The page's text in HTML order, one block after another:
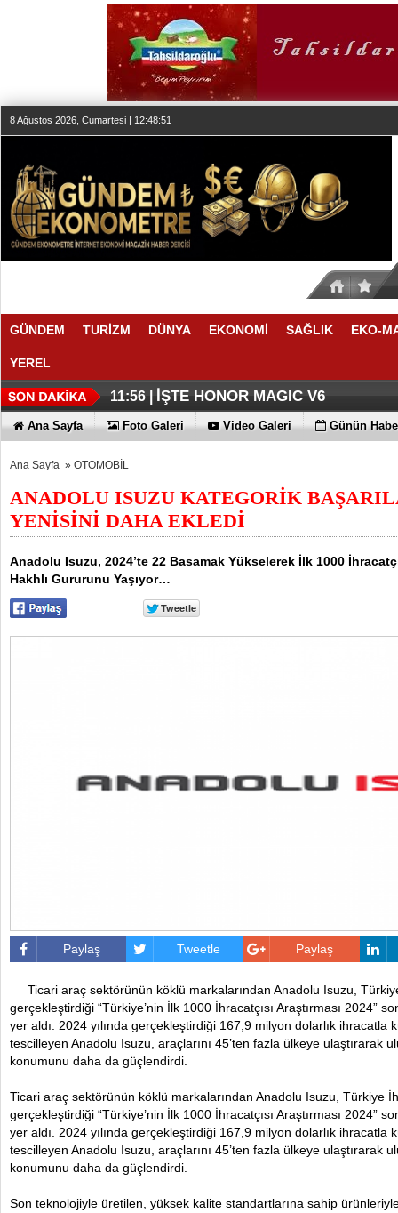
8 Ağustos 2026, Cumartesi | 12:48:51
GÜNDEM TURİZM DÜNYA EKONOMİ SAĞLIK EKO-
YEREL
12:17 |THY REKOR KIRMAYI SEVİYOR
12:02 |ÖZEL FİYATLARLA GELDİLER
11:56 | İŞTE HONOR MAGIC V6
11:53 |TECNO'DA YENİLİKLER VAR
Ana Sayfa Foto Galeri Video Galeri Günün
Ana Sayfa » OTOMOBİL
ANADOLU ISUZU KATEGORİK
YENİSİNİ DAHA EKLEDİ
Anadolu Isuzu, 2024’te 22 Basamak Yükselerek İlk 1000
Hakhlı Gururunu Yaşıyor…
Paylaş Tweetle Paylaş
Ticari araç sektörünün köklü markalarından Anadolu Isuzu,
gerçekleştirdiği “Türkiye’nin İlk 1000 İhracatçısı Araştırması 2024”
yer aldı. 2024 yılında gerçekleştirdiği 167,9 milyon dolarlık ihracatla
tescilleyen Anadolu Isuzu, araçlarını 45’ten fazla ülkeye ulaştırarak
konumunu daha da güçlendirdi.
Ticari araç sektörünün köklü markalarından Anadolu Isuzu, Türkiye
gerçekleştirdiği “Türkiye’nin İlk 1000 İhracatçısı Araştırması 2024”
yer aldı. 2024 yılında gerçekleştirdiği 167,9 milyon dolarlık ihracatla
tescilleyen Anadolu Isuzu, araçlarını 45’ten fazla ülkeye ulaştırarak
konumunu daha da güçlendirdi.
Son teknolojiyle üretilen, yüksek kalite standartlarına sahip